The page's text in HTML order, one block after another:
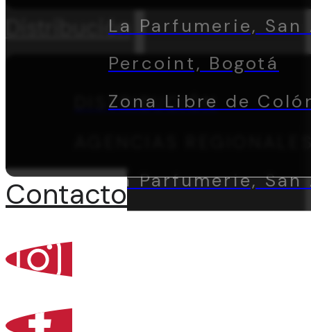
Distribución
DISTRIBUCIÓN
La Parfumerie,
Percoint, Bogotá
La Parfumerie,
Percoint, Bogotá
Zona Libre de
Contacto